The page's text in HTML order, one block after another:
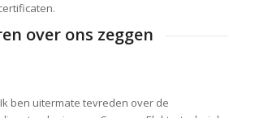
over ons zeggen
Ik ben uitermate tevreden over de